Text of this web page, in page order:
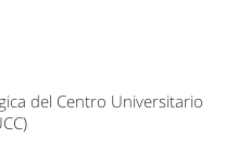
del Centro Universitario